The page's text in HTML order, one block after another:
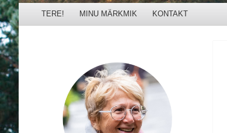
Menu
Skip to content
TERE! MINU MÄRKMIK KONTAKT